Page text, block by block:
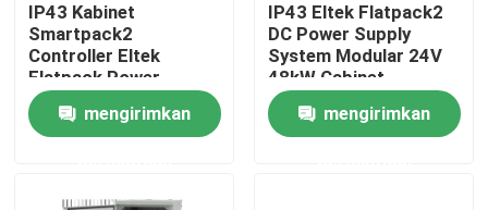
Rumah
IP43 Kabinet
Smartpack2
Controller Eltek
Flatpack Power
System 24/1800 HE
Rektifiermengirimkan
IP43 Eltek Flatpack2
DC Power Supply
System Modular 24V
48kW Cabinet
mengirimkan